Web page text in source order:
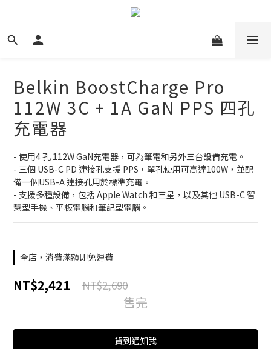
Belkin BoostCharge Pro
112W 3C + 1A GaN PPS 四孔
充電器
- 使用4 孔 112W GaN充電器，可為筆電和另外三台設備充電。
- 三個 USB-C PD 連接孔支援 PPS，單孔使用可高達100W，並配
備一個USB-A 連接孔用於標準充電。
- 支援多種設備，包括 Apple Watch 和三星，以及其他 USB-C 智
慧型手機、平板電腦和筆記型電腦。
全店，消費滿額即免運費
NT$2,421 NT$2,690
售完
貨到通知我